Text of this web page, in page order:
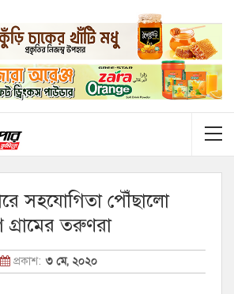
সহযোগিতা পৌঁছালো
গ্রামের তরুণরা
প্রকাশ: ৩ মে, ২০২০